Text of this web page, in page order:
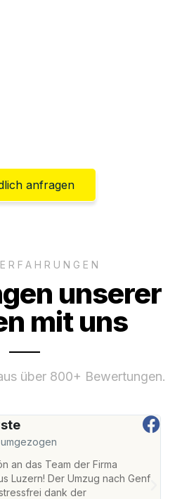
anfragen
unserer
mit uns
über 800+ Bewertungen.
an das Team der Firma
Luzern! Der Umzug nach Genf
dank der